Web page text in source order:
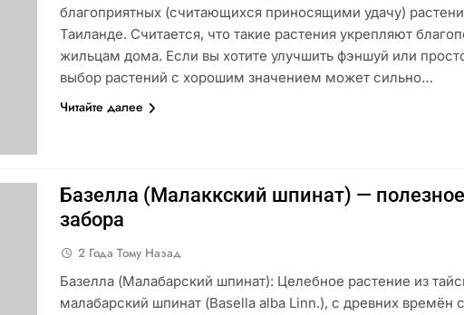
благоприятных (считающихся приносящими удачу)
Таиланде. Считается, что такие растения укрепляют
жильцам дома. Если вы хотите улучшить фэншуй или
выбор растений с хорошим значением может сильно…
Читайте далее
Базелла (Малаккский шпинат) —
забора
2 Года Тому Назад
Базелла (Малабарский шпинат): Целебное растение из
малабарский шпинат (Basella alba Linn.), с древних времён